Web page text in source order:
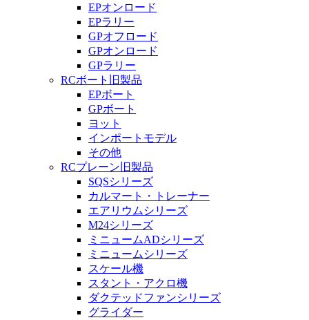
EPオンロード
EPラリー
GPオフロード
GPオンロード
GPラリー
RCボート旧製品
EPボート
GPボート
ヨット
インポートモデル
その他
RCプレーン旧製品
SQSシリーズ
カルマート・トレーナー
エアリウムシリーズ
M24シリーズ
ミニュームADシリーズ
ミニュームシリーズ
スケール機
スタント・アクロ機
ダクテッドファンシリーズ
グライダー